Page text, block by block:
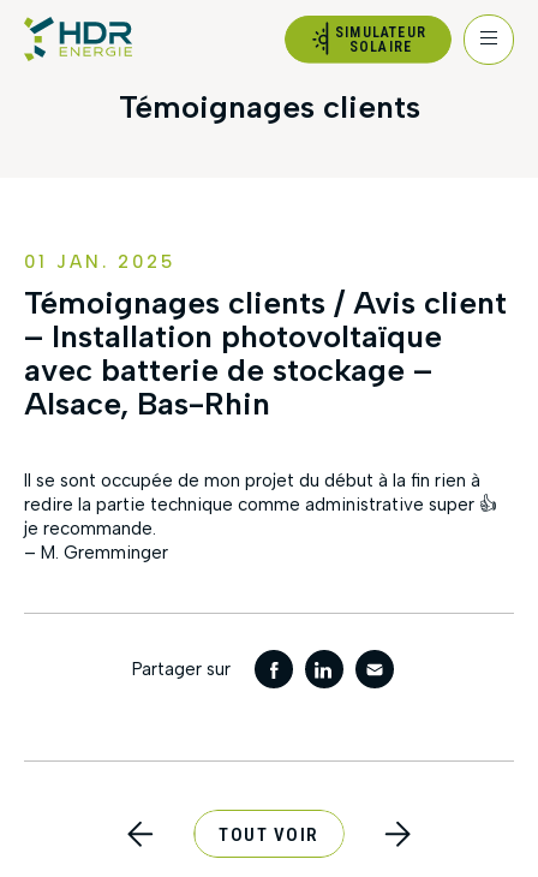
SIMULATEUR
SOLAIRE
Témoignages clients
01 JAN. 2025
Témoignages clients / Avis client
– Installation photovoltaïque
avec batterie de stockage –
Alsace, Bas-Rhin
Il se sont occupée de mon projet du début à la fin rien à
redire la partie technique comme administrative super 👍
je recommande.
– M. Gremminger
Partager sur
TOUT VOIR